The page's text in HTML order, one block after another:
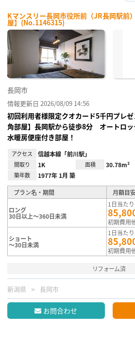
Kマンスリー長岡市役所前（JR長岡駅前
屋】(No.1146315)
長岡市
情報更新日 2026/08/09 14:56
初回利用者様限定クオカード5千円プレ
角部屋】長岡駅から徒歩8分 オートロッ
水暖房便座付き部屋！
アクセス 信越本線「前川駅」
間取り 1K 面積 30.78m²
築年数 1977年 1月 築
プラン名・期間 月額目
ロング
30日以上～360日未満
1日当た
初期費用
ショート
～30日未満
1日当た
初期費用
リフォーム済
新潟県 長岡市
お問合わせ